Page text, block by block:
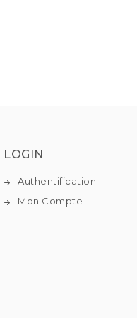
LOGIN
Authentification
Mon Compte